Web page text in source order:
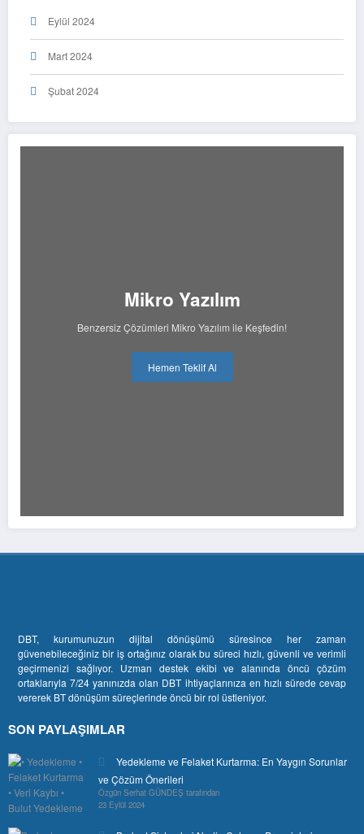
Eylül 2024
Mart 2024
Şubat 2024
Mikro Yazılım
Benzersiz Çözümleri Mikro Yazılım ile Keşfedin!
Hemen Teklif Al
DBT, kurumunuzun dijital dönüşümü süresince her zaman
güvenebileceğiniz bir iş ortağınız olarak bu süreci hızlı, güvenli ve verimli
geçirmenizi sağlıyor. Uzman destek ekibi ve alanında öncü çözüm
ortaklarıyla 7/24 yanınızda olan DBT ihtiyaçlarınıza en hızlı sürede cevap
vererek BT dönüşüm süreçlerinde öncü bir rol üstleniyor.
SON PAYLAŞIMLAR
Yedekleme ve Felaket Kurtarma: En Yaygın Sorunlar
ve Çözüm Önerileri
Özgün Serhat GÜNDEŞ tarafından
23 Eylül 2024